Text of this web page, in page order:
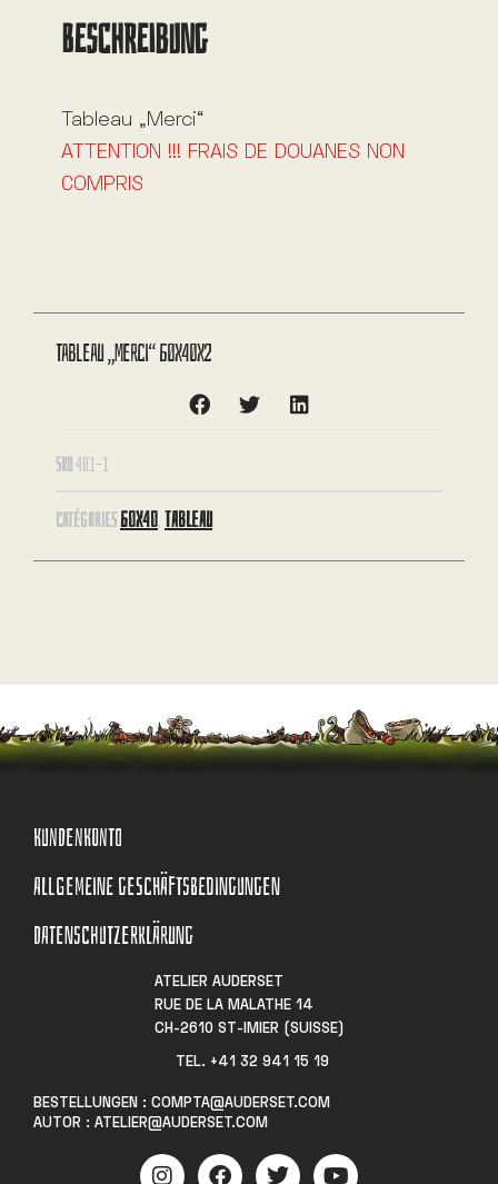
e
BESCHREIBUNG
Tableau „Merci“
ATTENTION !!! FRAIS DE DOUANES NON
COMPRIS
Tableau „Merci“ 60X40X2
SKU 401-1
CATÉGORIES60X40, TABLEAU
KUNDENKONTO
ALLGEMEINE GESCHÄFTSBEDINGUNGEN
DATENSCHUTZERKLÄRUNG
ATELIER AUDERSET
RUE DE LA MALATHE 14
CH-2610 ST-IMIER (SUISSE)
TEL. +41 32 941 15 19​
BESTELLUNGEN : COMPTA@AUDERSET.COM
AUTOR : ATELIER@AUDERSET.COM